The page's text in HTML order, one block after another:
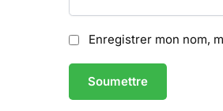
Enregistrer mon nom,